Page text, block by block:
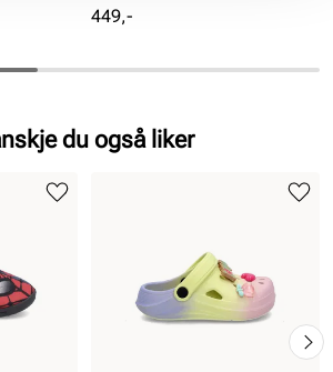
Pris
449,-
du også liker